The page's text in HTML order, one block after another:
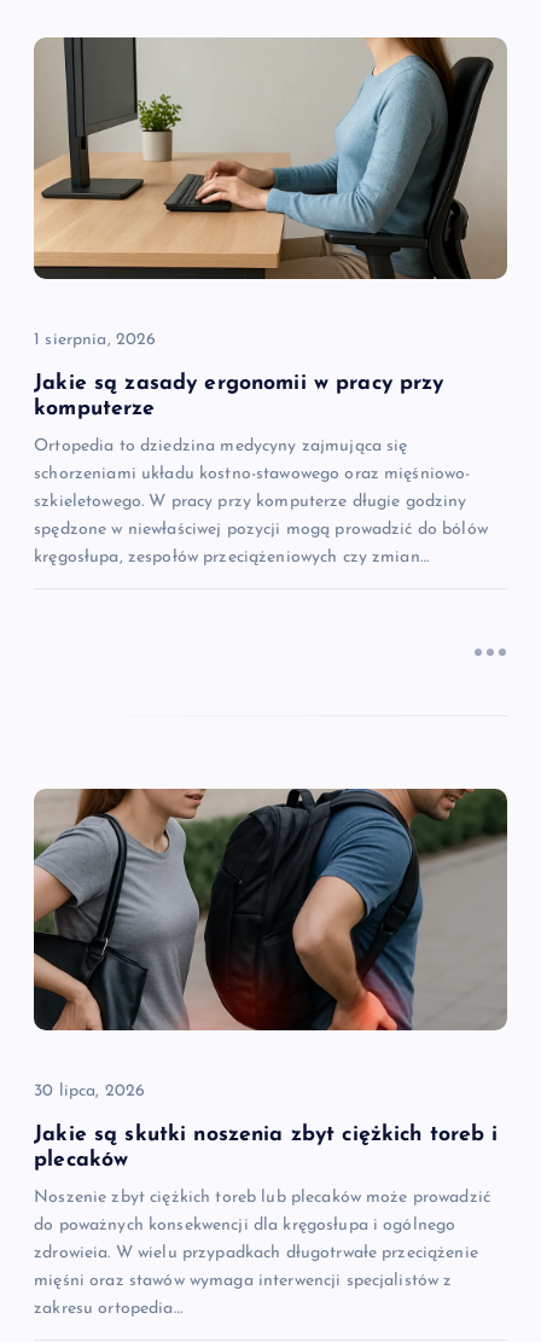
c
w
p
s
u
1 sierpnia, 2026
Jakie są zasady ergonomii w pracy przy
komputerze
Ortopedia to dziedzina medycyny zajmująca się
schorzeniami układu kostno-stawowego oraz mięśniowo-
szkieletowego. W pracy przy komputerze długie godziny
spędzone w niewłaściwej pozycji mogą prowadzić do bólów
kręgosłupa, zespołów przeciążeniowych czy zmian…
30 lipca, 2026
Jakie są skutki noszenia zbyt ciężkich toreb i
plecaków
Noszenie zbyt ciężkich toreb lub plecaków może prowadzić
do poważnych konsekwencji dla kręgosłupa i ogólnego
zdrowieia. W wielu przypadkach długotrwałe przeciążenie
mięśni oraz stawów wymaga interwencji specjalistów z
zakresu ortopedia…